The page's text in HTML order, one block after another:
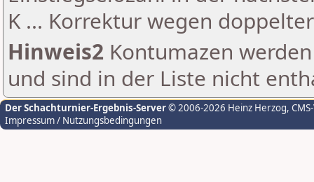
K ... Korrektur wegen
Hinweis2 Kontumazen
und sind in der Liste nicht
Der Schachturnier-Ergebnis-Server© 2006-2026 Heinz Herzog,
Impressum / Nutzungsbedingungen